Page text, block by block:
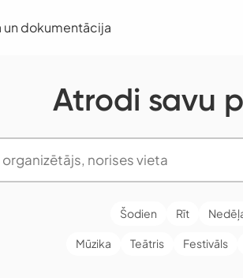
un dokumentācija
Atrodi savu
Šodien Rīt
Mūzika Teātris Festivāls